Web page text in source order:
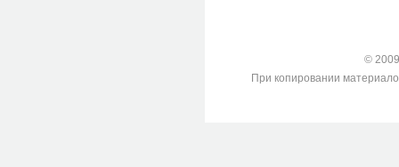
©
При копировании